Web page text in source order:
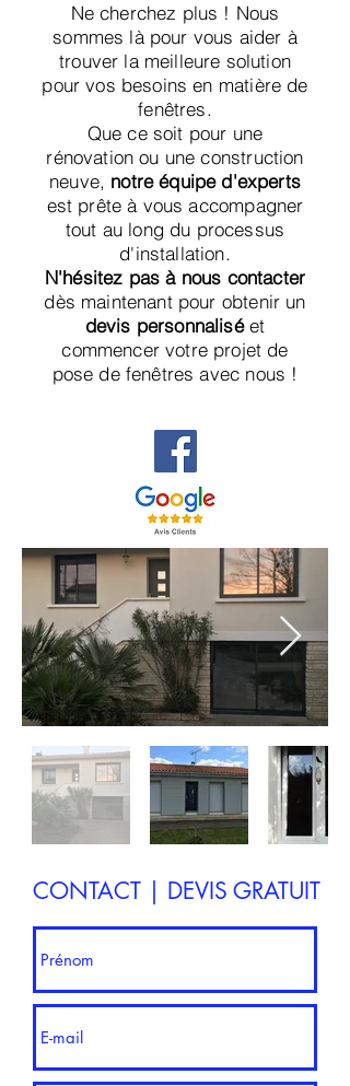
Ne cherchez plus ! Nous
sommes là pour vous aider à
trouver la meilleure solution
pour vos besoins en matière de
fenêtres.
Que ce soit pour une
rénovation ou une construction
neuve, notre équipe d'experts
est prête à vous accompagner
tout au long du processus
d'installation.
N'hésitez pas à nous contacter
dès maintenant pour obtenir un
devis personnaliséet
commencer votre projet de
pose de fenêtres avec nous !
CONTACT | DEVIS GRATUIT